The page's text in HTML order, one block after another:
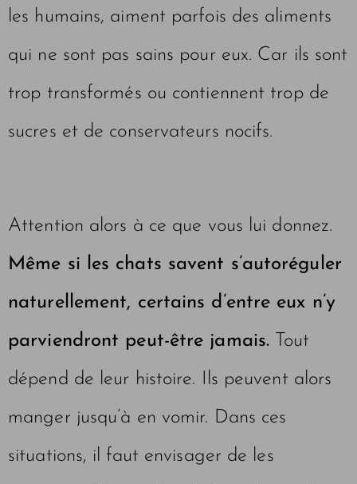
les humains, aiment parfois des aliments
qui ne sont pas sains pour eux. Car ils sont
trop transformés ou contiennent trop de
sucres et de conservateurs nocifs.
Attention alors à ce que vous lui donnez.
Même si les chats savent s’autoréguler
naturellement, certains d’entre eux n’y
parviendront peut-être jamais. Tout
dépend de leur histoire. Ils peuvent alors
manger jusqu’à en vomir. Dans ces
situations, il faut envisager de les